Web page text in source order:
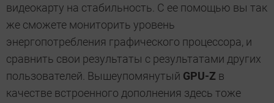
видеокарту на стабильность. С ее помощью вы так
же сможете мониторить уровень
энергопотребления графического процессора, и
сравнить свои результаты с результатами других
пользователей. Вышеупомянутый GPU-Z в
качестве встроенного дополнения здесь тоже